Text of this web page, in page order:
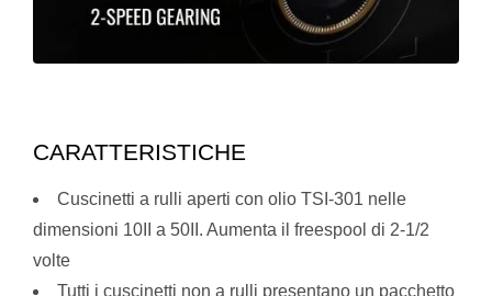
CARATTERISTICHE
Cuscinetti a rulli aperti con olio TSI-301 nelle
dimensioni 10II a 50II. Aumenta il freespool di 2-1/2
volte
Tutti i cuscinetti non a rulli presentano un pacchetto